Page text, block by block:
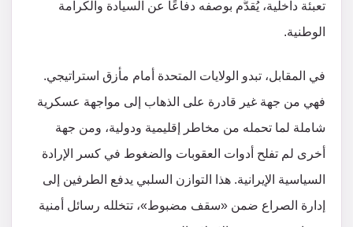
تعبئة داخلية، يُقدَّم بوصفه دفاعًا عن السيادة والكرامة
الوطنية.
في المقابل، تبدو الولايات المتحدة أمام مأزق استراتيجي.
فهي من جهة غير قادرة على الذهاب إلى مواجهة عسكرية
شاملة لما تحمله من مخاطر إقليمية ودولية، ومن جهة
أخرى لم تفلح أدوات العقوبات والضغوط في كسر الإرادة
السياسية الإيرانية. هذا التوازن السلبي يدفع الطرفين إلى
إدارة الصراع ضمن «سقف مضبوط»، تتخلله رسائل أمنية